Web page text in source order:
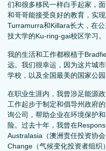
们和很多移民一样白手起家，
和哥哥能接受良好的教育，实
Turramurra和Killara长大，在
技大学的Ku-ring-gai校区学习。
我的生活和工作都根植于
远。我们很幸运，因为这片城
学校，以及全国最美的国家公园
在职业生涯内，我曾涉足能源
工作起步于制定和倡导州政府
询公司，帮助企业在环境保护
险。过去十年，我曾在
Australasia（澳洲责任投资协
Change（气候变化投资者组